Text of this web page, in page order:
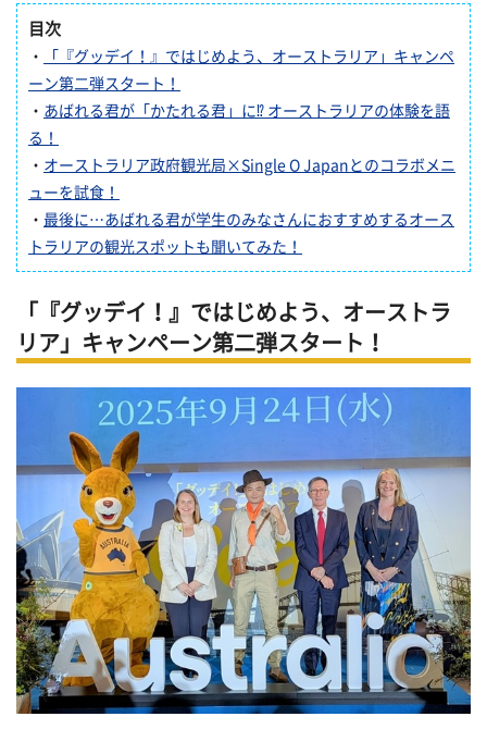
目次
・
「『グッデイ！』ではじめよう、オーストラリア」キャンペ
ーン第二弾スタート！
・ あばれる君が「かたれる君」に⁉ オーストラリアの体験を語
る！
・ オーストラリア政府観光局×Single O Japanとのコラボメニ
ューを試食！
・ 最後に…あばれる君が学生のみなさんにおすすめするオース
トラリアの観光スポットも聞いてみた！
「『グッデイ！』ではじめよう、オーストラ
リア」キャンペーン第二弾スタート！